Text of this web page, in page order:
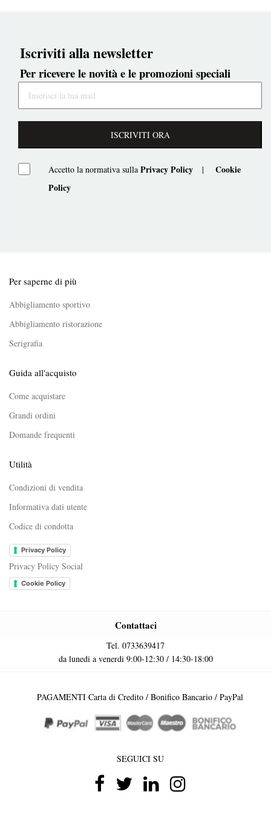
Iscriviti alla newsletter
Per ricevere le novità e le promozioni speciali
ISCRIVITI ORA
Accetto la normativa sulla Privacy Policy |
Cookie
Policy
Per saperne di più
Abbigliamento sportivo
Abbigliamento ristorazione
Serigrafia
Guida all'acquisto
Come acquistare
Grandi ordini
Domande frequenti
Utilità
Condizioni di vendita
Informativa dati utente
Codice di condotta
Privacy Policy
Privacy Policy Social
Cookie Policy
Contattaci
Tel. 0733639417
da lunedi a venerdi 9:00-12:30 / 14:30-18:00
PAGAMENTI Carta di Credito / Bonifico Bancario / PayPal
SEGUICI SU